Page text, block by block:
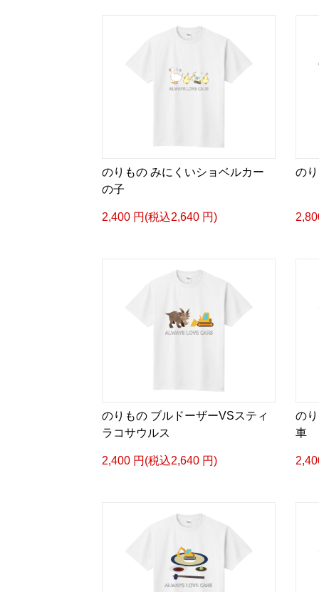
のりもの みにくいショベルカー
の子
2,400 円(税込2,640 円)
の
のりもの ブルドーザーVSスティ
ラコサウルス
2,400 円(税込2,640 円)
の
車